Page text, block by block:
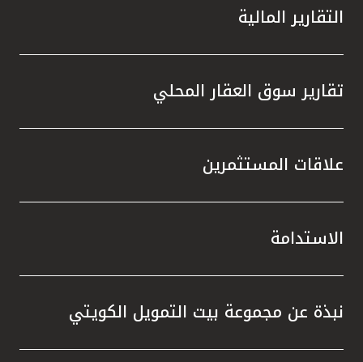
التقارير المالية
تقارير سوق العقار المحلي
علاقات المستثمرين
الاستدامة
نبذة عن مجموعة بيت التمويل الكويتي